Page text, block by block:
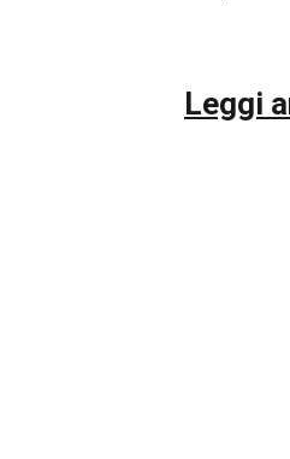
Leggi